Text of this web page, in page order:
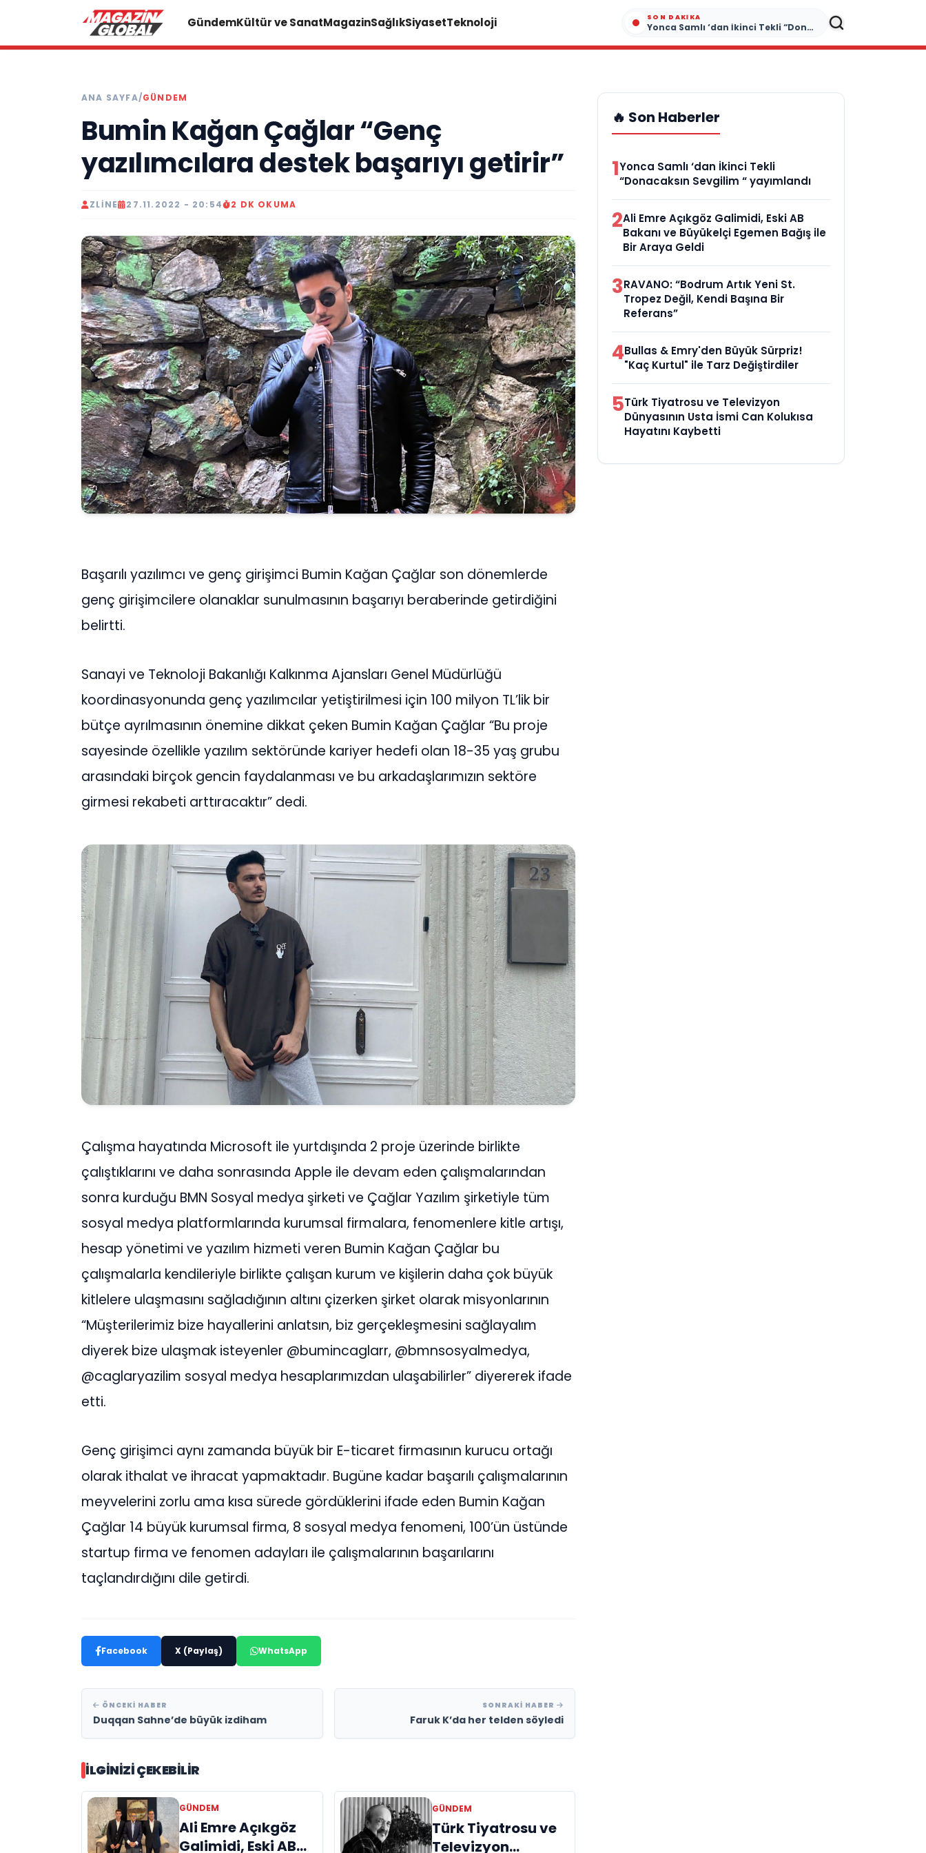
GündemKültür ve SanatMagazinSağlıkSiyasetTeknoloji SON DAKIKA
Yonca Samlı ‘dan İkinci Tekli “Donacaksın Sevgilim “ yayımlandı
ANA SAYFA/GÜNDEM
Bumin Kağan Çağlar “Genç
yazılımcılara destek başarıyı getirir”
ZLINE 27.11.2022 - 20:54 2 DK OKUMA
Başarılı yazılımcı ve genç girişimci Bumin Kağan Çağlar son dönemlerde
genç girişimcilere olanaklar sunulmasının başarıyı beraberinde getirdiğini
belirtti.
Sanayi ve Teknoloji Bakanlığı Kalkınma Ajansları Genel Müdürlüğü
koordinasyonunda genç yazılımcılar yetiştirilmesi için 100 milyon TL’lik bir
bütçe ayrılmasının önemine dikkat çeken Bumin Kağan Çağlar “Bu proje
sayesinde özellikle yazılım sektöründe kariyer hedefi olan 18-35 yaş grubu
arasındaki birçok gencin faydalanması ve bu arkadaşlarımızın sektöre
girmesi rekabeti arttıracaktır” dedi.
Çalışma hayatında Microsoft ile yurtdışında 2 proje üzerinde birlikte
çalıştıklarını ve daha sonrasında Apple ile devam eden çalışmalarından
sonra kurduğu BMN Sosyal medya şirketi ve Çağlar Yazılım şirketiyle tüm
sosyal medya platformlarında kurumsal firmalara, fenomenlere kitle artışı,
hesap yönetimi ve yazılım hizmeti veren Bumin Kağan Çağlar bu
çalışmalarla kendileriyle birlikte çalışan kurum ve kişilerin daha çok büyük
kitlelere ulaşmasını sağladığının altını çizerken şirket olarak misyonlarının
“Müşterilerimiz bize hayallerini anlatsın, biz gerçekleşmesini sağlayalım
diyerek bize ulaşmak isteyenler @bumincaglarr, @bmnsosyalmedya,
@caglaryazilim sosyal medya hesaplarımızdan ulaşabilirler” diyererek ifade
etti.
Genç girişimci aynı zamanda büyük bir E-ticaret firmasının kurucu ortağı
olarak ithalat ve ihracat yapmaktadır. Bugüne kadar başarılı çalışmalarının
meyvelerini zorlu ama kısa sürede gördüklerini ifade eden Bumin Kağan
Çağlar 14 büyük kurumsal firma, 8 sosyal medya fenomeni, 100’ün üstünde
startup firma ve fenomen adayları ile çalışmalarının başarılarını
taçlandırdığını dile getirdi.
Facebook X (Paylaş) WhatsApp
ÖNCEKI HABER
Duqqan Sahne’de büyük izdiham
SONRAKI HABER
Faruk K’da her telden söyledi
İLGINIZI ÇEKEBILIR
GÜNDEM
Ali Emre Açıkgöz
Galimidi, Eski AB
GÜNDEM
Türk Tiyatrosu ve
Televizyon
🔥 Son Haberler
1Yonca Samlı ‘dan İkinci Tekli
“Donacaksın Sevgilim “ yayımlandı
2Ali Emre Açıkgöz Galimidi, Eski AB
Bakanı ve Büyükelçi Egemen Bağış ile
Bir Araya Geldi
3RAVANO: “Bodrum Artık Yeni St.
Tropez Değil, Kendi Başına Bir
Referans”
4Bullas & Emry'den Büyük Sürpriz!
"Kaç Kurtul" ile Tarz Değiştirdiler
5Türk Tiyatrosu ve Televizyon
Dünyasının Usta İsmi Can Kolukısa
Hayatını Kaybetti